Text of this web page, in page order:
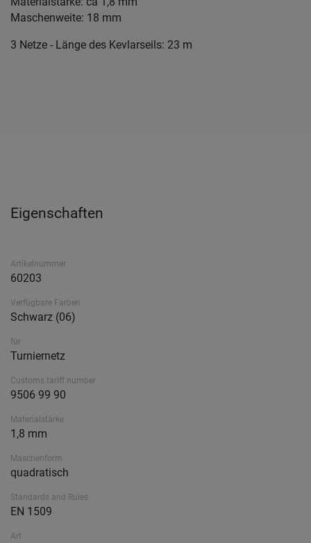
Maschenweite: 18 mm
3 Netze - Länge des Kevlarseils: 23 m
Eigenschaften
Artikelnummer
60203
Verfügbare Farben
Schwarz (06)
für
Turniernetz
Customs tariff number
9506 99 90
Materialstärke
1,8 mm
Maschenform
quadratisch
Standards and Rules
EN 1509
Art